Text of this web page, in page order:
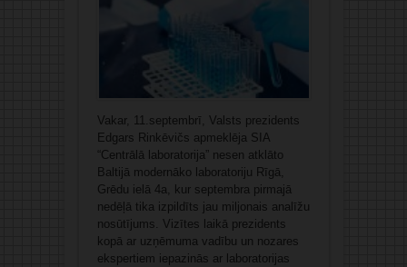
Vakar, 11.septembrī, Valsts prezidents
Edgars Rinkēvičs apmeklēja SIA
“Centrālā laboratorija” nesen atklāto
Baltijā modernāko laboratoriju Rīgā,
Grēdu ielā 4a, kur septembra pirmajā
nedēļā tika izpildīts jau miljonais analīžu
nosūtījums. Vizītes laikā prezidents
kopā ar uzņēmuma vadību un nozares
ekspertiem iepazinās ar laboratorijas